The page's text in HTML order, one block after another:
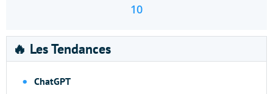
10
🔥 Les Tendances
ChatGPT